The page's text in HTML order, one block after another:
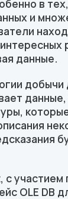
в
и
данные.
добычи
данные,
участием
OLE DB